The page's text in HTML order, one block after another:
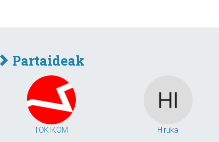
Partaideak
TOKIKOM Hiruka